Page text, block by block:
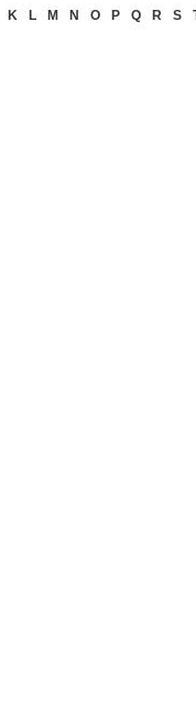
K L M N O P Q R S